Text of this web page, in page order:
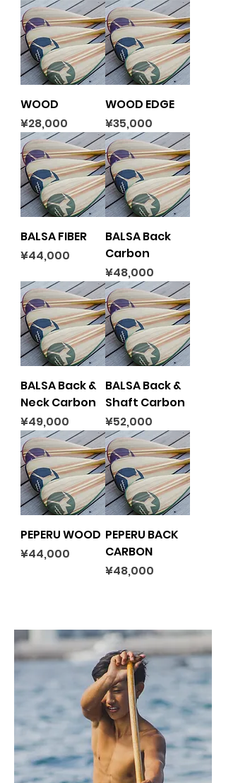
WOOD
Price
¥28,000
WOOD EDGE
Price
¥35,000
BALSA FIBER
Price
¥44,000
BALSA Back
Carbon
Price
¥48,000
BALSA Back &
Neck Carbon
Price
¥49,000
BALSA Back &
Shaft Carbon
Price
¥52,000
PEPERU WOOD
Price
¥44,000
PEPERU BACK
CARBON
Price
¥48,000